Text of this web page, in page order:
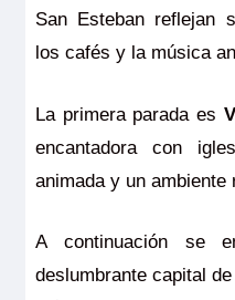
San Esteban reflejan
los cafés y la música
La primera parada es
encantadora con
animada y un ambiente
A continuación se
deslumbrante capital